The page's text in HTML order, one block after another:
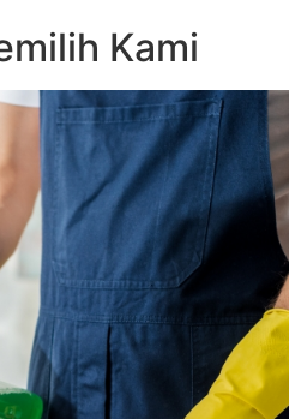
Kami